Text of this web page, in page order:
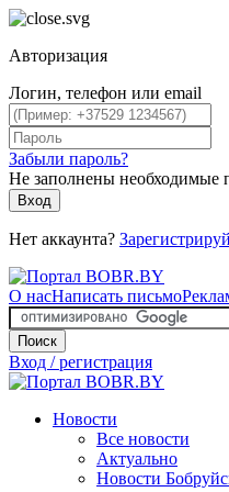
Авторизация
Логин, телефон или email
Забыли пароль?
Не заполнены необходимые
Вход
Нет аккаунта?
О насНаписать письмо
Поиск
Вход / регистрация
Новости
Все новости
Актуально
Новости